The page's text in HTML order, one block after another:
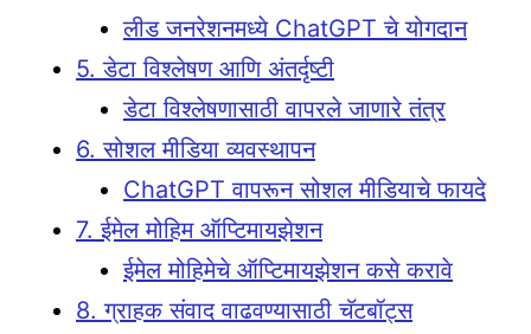
लीड जनरेशनमध्ये ChatGPT चे योगदान
5. डेटा विश्लेषण आणि अंतर्दृष्टी
डेटा विश्लेषणासाठी वापरले जाणारे तंत्र
6. सोशल मीडिया व्यवस्थापन
ChatGPT वापरून सोशल मीडियाचे फायदे
7. ईमेल मोहिम ऑप्टिमायझेशन
ईमेल मोहिमेचे ऑप्टिमायझेशन कसे करावे
8. ग्राहक संवाद वाढवण्यासाठी चॅटबॉट्स